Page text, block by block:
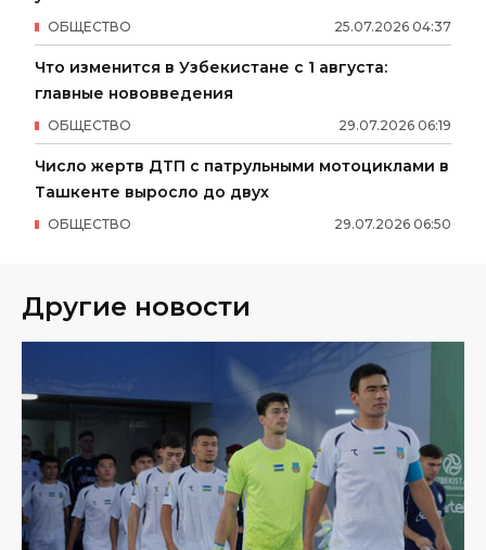
25.07.2026 04:37
ОБЩЕСТВО
Что изменится в Узбекистане с 1 августа:
главные нововведения
29.07.2026 06:19
ОБЩЕСТВО
Число жертв ДТП с патрульными мотоциклами в
Ташкенте выросло до двух
29.07.2026 06:50
ОБЩЕСТВО
Другие новости